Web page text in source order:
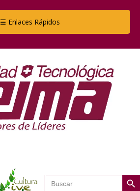
☰ Enlaces Rápidos
Buscar: Botón